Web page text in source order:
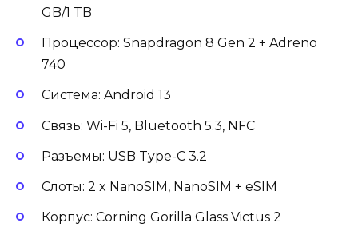
GB/1 TB
Процессор: Snapdragon 8 Gen 2 + Adreno
740
Система: Android 13
Связь: Wi-Fi 5, Bluetooth 5.3, NFC
Разъемы: USB Type-C 3.2
Слоты: 2 x NanoSIM, NanoSIM + eSIM
Корпус: Corning Gorilla Glass Victus 2